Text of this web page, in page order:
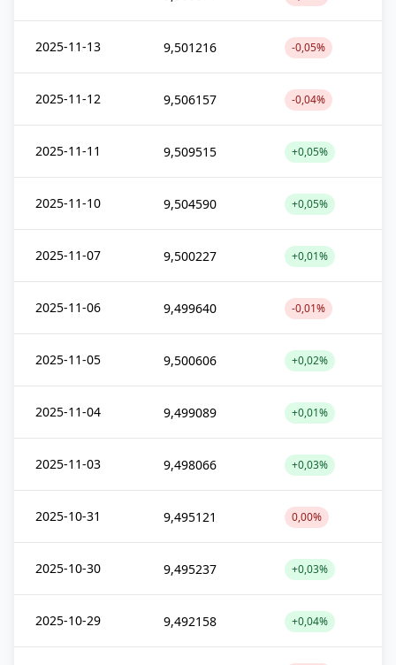
2025-11-13 9,501216 -0,05%
2025-11-12 9,506157 -0,04%
2025-11-11 9,509515 +0,05%
2025-11-10 9,504590 +0,05%
2025-11-07 9,500227 +0,01%
2025-11-06 9,499640 -0,01%
2025-11-05 9,500606 +0,02%
2025-11-04 9,499089 +0,01%
2025-11-03 9,498066 +0,03%
2025-10-31 9,495121 0,00%
2025-10-30 9,495237 +0,03%
2025-10-29 9,492158 +0,04%